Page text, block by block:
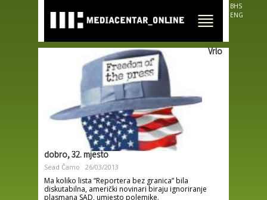
main
content
BHS
ENG
Vrlo
dobro, 32. mjesto
Sead Čamo 26/03/2013
Ma koliko lista “Reportera bez granica” bila
diskutabilna, američki novinari biraju ignoriranje
plasmana SAD, umjesto polemike.